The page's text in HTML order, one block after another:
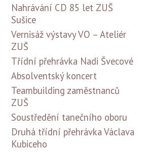
Nahrávání CD 85 let ZUŠ
Sušice
Vernisáž výstavy VO – Ateliér
ZUŠ
Třídní přehrávka Nadi Švecové
Absolventský koncert
Teambuilding zaměstnanců
ZUŠ
Soustředění tanečního oboru
Druhá třídní přehrávka Václava
Kubiceho